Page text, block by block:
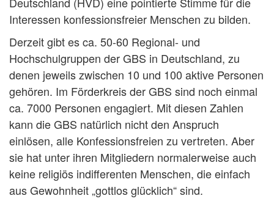
Interessen konfessionsfreier Menschen zu bilden.
Derzeit gibt es ca. 50-60 Regional- und
Hochschulgruppen der GBS in Deutschland, zu
denen jeweils zwischen 10 und 100 aktive Personen
gehören. Im Förderkreis der GBS sind noch einmal
ca. 7000 Personen engagiert. Mit diesen Zahlen
kann die GBS natürlich nicht den Anspruch
einlösen, alle Konfessionsfreien zu vertreten. Aber
sie hat unter ihren Mitgliedern normalerweise auch
keine religiös indifferenten Menschen, die einfach
aus Gewohnheit „gottlos glücklich“ sind.